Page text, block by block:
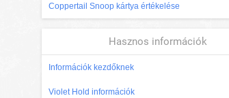
Coppertail Snoop kártya értékelése
Hasznos információk
Információk kezdőknek
Violet Hold információk